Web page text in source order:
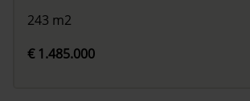
243 m2
€ 1.485.000